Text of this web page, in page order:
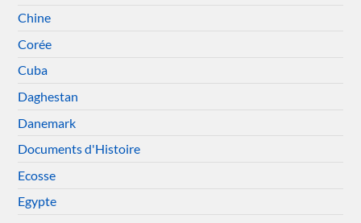
Chine
Corée
Cuba
Daghestan
Danemark
Documents d'Histoire
Ecosse
Egypte